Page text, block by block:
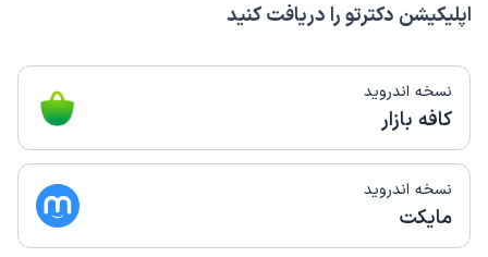
اپلیکیشن دکترتو را دریافت کنید
نسخه اندروید
کافه بازار
نسخه اندروید
مایکت